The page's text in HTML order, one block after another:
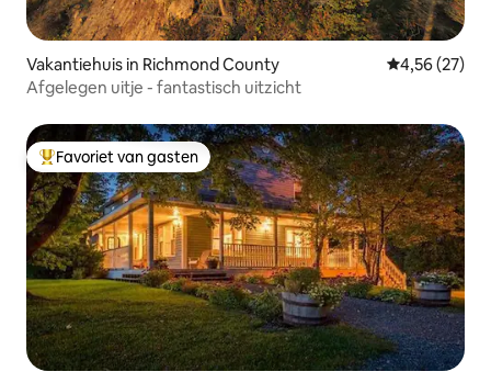
Vakantiehuis in Richmond County Gemiddelde
4,56 (27)
Afgelegen uitje - fantastisch uitzicht
Topfavoriet van gasten
Favoriet van gasten